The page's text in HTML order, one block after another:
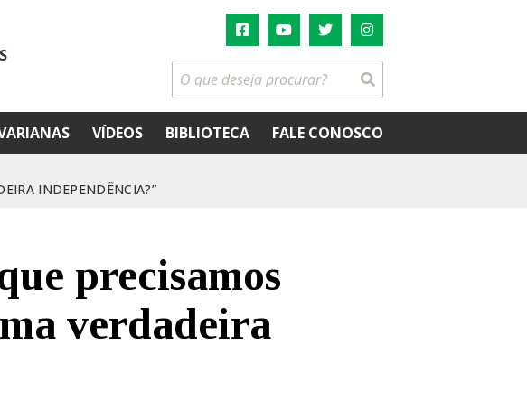
VÍDEOS BIBLIOTECA FALE CONOSCO
INDEPENDÊNCIA?”
precisamos
verdadeira